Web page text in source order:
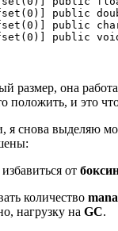
размер, она
положить, и это
я снова выделяю
от
количество
нагрузку на GC.